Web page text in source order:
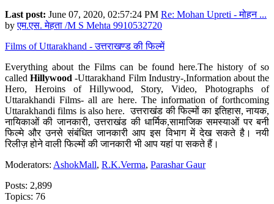
Last post: June 07, 2020, 02:57:24 PM Re: Mohan Upreti - मोहन ...
byएम.एस. मेहता /M S Mehta 9910532720
Films of Uttarakhand - उत्तराखण्ड की फिल्में
Everything about the Films can be found here.The history of so
calledHillywood-Uttarakhand Film Industry-,Information about the
Hero, Heroins of Hillywood, Story, Video, Photographs of
Uttarakhandi Films- all are here. The information of forthcoming
Uttarakhandi films is also here. उत्तराखंड की फिल्मों का इतिहास, नायक,
नायिकाओं की जानकारी, उत्तराखंड की धार्मिक,सामाजिक समस्याओं पर बनी
फिल्मे और उनसे संबंधित जानकारी आप इस विभाग में देख सकते है। नयी
रिलीज़ होने वाली फिल्मों की जानकारी भी आप यहां पा सकते हैं।
Moderators: AshokMall, R.K.Verma, Parashar Gaur
Posts: 2,899
Topics: 76